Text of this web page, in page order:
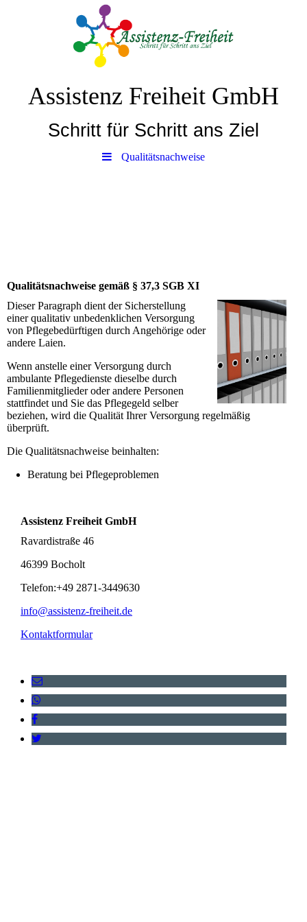
Assistenz Freiheit GmbH
Schritt für Schritt ans Ziel
Qualitätsnachweise
Qualitätsnachweise gemäß § 37,3 SGB XI
Dieser Paragraph dient der Sicherstellung
einer qualitativ unbedenklichen Versorgung
von Pflegebedürftigen durch Angehörige oder
andere Laien.
Wenn anstelle einer Versorgung durch
ambulante Pflegedienste dieselbe durch
Familienmitglieder oder andere Personen
stattfindet und Sie das Pflegegeld selber
beziehen, wird die Qualität Ihrer Versorgung regelmäßig
überprüft.
Die Qualitätsnachweise beinhalten:
Beratung bei Pflegeproblemen
Assistenz Freiheit GmbH
Ravardistraße 46
46399 Bocholt
Telefon:+49 2871-3449630
info@assistenz-freiheit.de
Kontaktformular